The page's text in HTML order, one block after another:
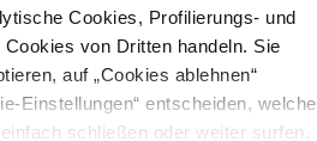
Cookies, Profilierungs- und
von Dritten handeln. Sie
auf „Cookies ablehnen“
Einstellungen“ entscheiden, welche
schließen oder weiter surfen,